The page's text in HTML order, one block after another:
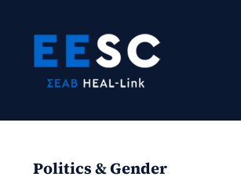
content
Politics & Gender